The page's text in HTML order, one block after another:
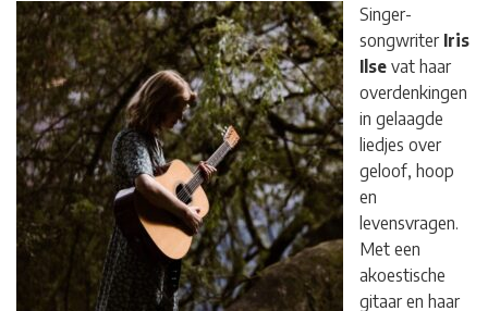
Singer-
songwriter Iris
Ilse vat haar
overdenkingen
in gelaagde
liedjes over
geloof, hoop
en
levensvragen.
Met een
akoestische
gitaar en haar